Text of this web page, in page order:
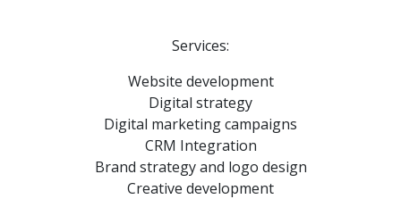
Services:
Website development
Digital strategy
Digital marketing campaigns
CRM Integration
Brand strategy and logo design
Creative development